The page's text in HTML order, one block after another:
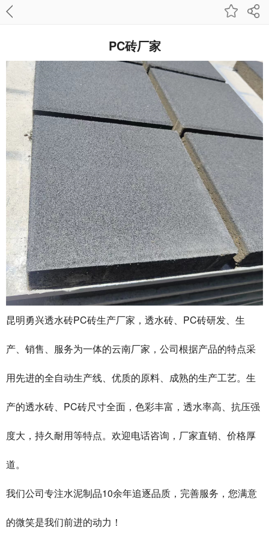
PC砖厂家
昆明勇兴透水砖PC砖生产厂家，透水砖、PC砖研发、生
产、销售、服务为一体的云南厂家，公司根据产品的特点采
用先进的全自动生产线、优质的原料、成熟的生产工艺。生
产的透水砖、PC砖尺寸全面，色彩丰富，透水率高、抗压强
度大，持久耐用等特点。欢迎电话咨询，厂家直销、价格厚
道。
我们公司专注水泥制品10余年追逐品质，完善服务，您满意
的微笑是我们前进的动力！